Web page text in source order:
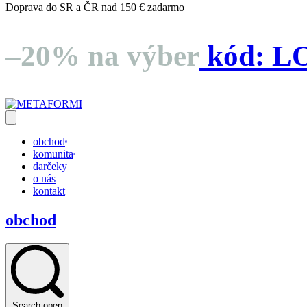
Doprava do SR a ČR nad 150 € zadarmo
–20% na výber kód:
obchod
komunita
darčeky
o nás
kontakt
obchod